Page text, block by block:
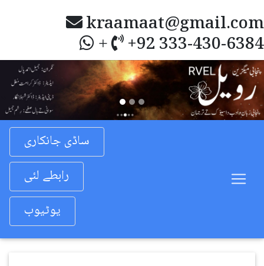
kraamaat@gmail.com
+ +92 333-430-6384
Previous
ساڈی جانکاری
رابطے لئی
یوٹیوب